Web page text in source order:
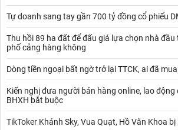
Tự doanh sang tay gần 700 tỷ đồng cổ phiếu
Thu hồi 89 ha đất để đấu giá lựa chọn nhà
phố cảng hàng không
Dòng tiền ngoại bất ngờ trở lại TTCK, ai đã
Kiến nghị đưa người bán hàng online, lao
BHXH bắt buộc
TikToker Khánh Sky, Vua Quạt, Hồ Văn Khoa